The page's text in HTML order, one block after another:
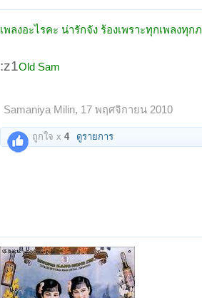
เพลงอะไรคะ น่ารักจัง ร้องเพราะทุกเพลงทุก
:z1Old Sam
Samaniya Milin, 17 พฤศจิกายน 2010
ถูกใจ x 4 ดูรายการ